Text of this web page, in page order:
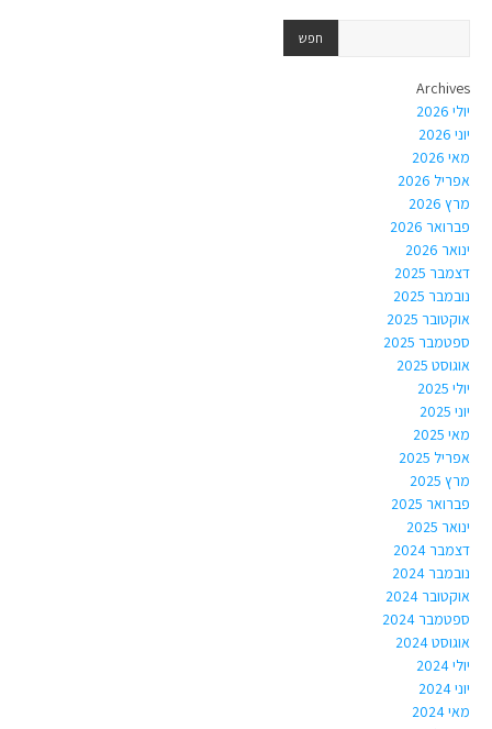
Archives
יולי 2026
יוני 2026
מאי 2026
אפריל 2026
מרץ 2026
פברואר 2026
ינואר 2026
דצמבר 2025
נובמבר 2025
אוקטובר 2025
ספטמבר 2025
אוגוסט 2025
יולי 2025
יוני 2025
מאי 2025
אפריל 2025
מרץ 2025
פברואר 2025
ינואר 2025
דצמבר 2024
נובמבר 2024
אוקטובר 2024
ספטמבר 2024
אוגוסט 2024
יולי 2024
יוני 2024
מאי 2024